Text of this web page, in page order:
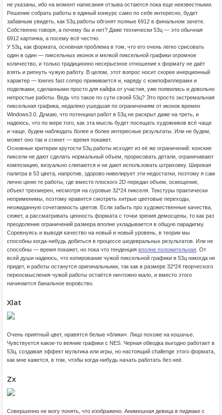
не указаны, ибо на момент написания отзыва остаются пока еще неизвестными.
Решение собрать работы в единый конкурс само по себе интересно, будет
забавным увидеть, как 53ц работы обгонят полные 6912 в финальном зачете.
Собственно говоря, а почему бы и нет? Даже технически 53ц — это обычная
6912 картинка, а посему всё честно.
У 53ц, как формата, основная проблема в том, что его очень легко срисовать
один в один — пиксельных иконок и мелкой пиксельной графики огромное
количество, и только традиционно несерьезное отношение к формату не даёт
взять и рипнуть чужую работу. В целом, этот вопрос носит скорее инерционный
характер — lowres fast compo приживается и, наряду с компофиллерами и
поделками, сделанными просто для кайфа от участия, уже появились и довольно
непростые работы. Ведь что такое по сути своей 53ц? Это просто экстремальная
пиксельная графика, недалеко ушедшая по ограничениям от иконок времен
Windows3.0. Думаю, что потенциал работ в 53ц не раскрыт даже на треть, и
надеюсь, что по мере того, как эта мысль будет посещать художников всё чаще
и чаще, будем наблюдать более и более интересные результаты. Или не будем,
может оно так и сгинет — время покажет.
Основные критерии крутости 53ц работы исходят из её же ограничений: конские
пиксели не дают сделать нормальный объем, прорисовать детали, ограничивают
композицию, визуально слипаются и не дают использовать штриховку. Широкая
палитра в 53 цвета, напротив, здорово нивелирует эти недостатки, поэтому я сам
лично ценю те работы, где вместо плоского 2D передан объем, освещение,
объект трехмерен, несмотря на суровые 32*24 пикселя. Текстуры практически
неприменимы, поэтому нравится смотреть хитрые цветовые переходы,
неожиданную сочетаемость цветов. Если забыть про художественные качества,
сюжет, а рассматривать ценность формата с точки зрения демосцены, то как раз
преодоление ограничений размера вполне укладывается в общую парадигму.
Соревнуясь и выводя качество на новый и новый уровень, в теории мы
способны когда-нибудь добиться в процессе шедевральных результатов. Или не
способны — время покажет, но пока что тенденция вполне положительная . От
всей души надеюсь, что копирование чужой пиксельной графики в 53ц никогда не
придет, и работы останутся оригинальными, так как в размере 32*24 творческого
переосмысления чужой работы остаётся ничтожно мало, и вместо этого
начинается банальное воровство.
Xlat
Очень приятный цвет, нравятся белые «блики». Лицо похоже на кошачье.
Чувствуется какое-то веяние графики с NES. Черная обводка выгодно работает в
53ц, создавая эффект мультика или игры, но настоящий challenge этого формата,
как мне кажется, в том, чтобы когда-нибудь начать работать без неё.
Zx
Совершенно не могу понять, что изображено. Анимешная девица в пиджаке с